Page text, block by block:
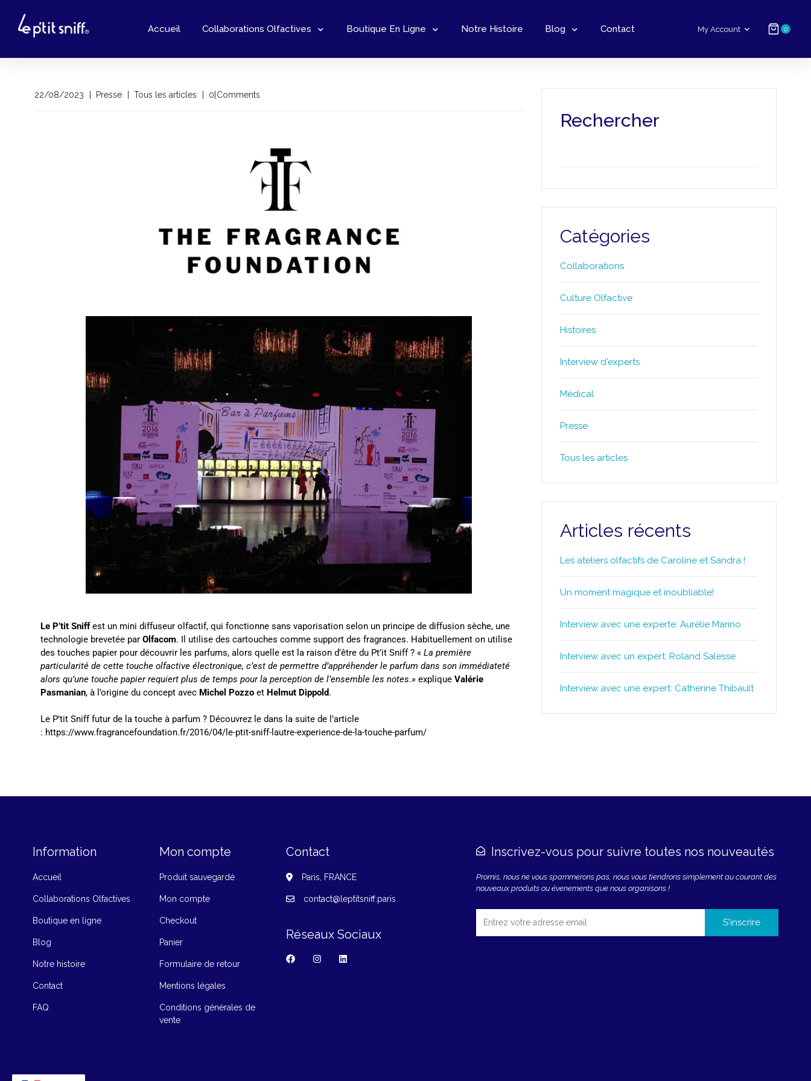
Accueil Collaborations Olfactives Boutique En Ligne Notre Histoire Blog Contact My Account 0
22/08/2023 Presse Tous les articles by
0 Comments
Le P’tit Sniffest un mini diffuseur olfactif, qui fonctionne sans vaporisation selon un principe de diffusion sèche, une
technologie brevetée par Olfacom. Il utilise des cartouches comme support des fragrances. Habituellement on utilise
des touches papier pour découvrir les parfums, alors quelle est la raison d’être du Pt’it Sniff ? « La première
particularité de cette touche olfactive électronique, c’est de permettre d’appréhender le parfum dans son immédiateté
alors qu’une touche papier requiert plus de temps pour la perception de l’ensemble les notes.» explique Valérie
Pasmanian, à l’origine du concept avec Michel Pozzo et Helmut Dippold.
Le P’tit Sniff futur de la touche à parfum ? Découvrez le dans la suite de l’article
: https://www.fragrancefoundation.fr/2016/04/le-ptit-sniff-lautre-experience-de-la-touche-parfum/
Rechercher
Catégories
Collaborations
Culture Olfactive
Histoires
Interview d'experts
Médical
Presse
Tous les articles
Articles récents
Les ateliers olfactifs de Caroline et Sandra !
Un moment magique et inoubliable!
Interview avec une experte: Aurélie Marino
Interview avec un expert: Roland Salesse
Interview avec une expert: Catherine Thibault
Information
Accueil
Collaborations Olfactives
Boutique en ligne
Blog
Notre histoire
Contact
FAQ
Mon compte
Produit sauvegardé
Mon compte
Checkout
Panier
Formulaire de retour
Mentions légales
Conditions générales de
vente
Contact
Paris, FRANCE
contact@leptitsniff.paris
Réseaux Sociaux
Inscrivez-vous pour suivre toutes nos nouveautés
Promis, nous ne vous spammerons pas, nous vous tiendrons simplement au courant des
nouveaux produits ou évenements que nous organisons !